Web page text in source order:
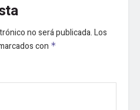
no será publicada.Los
con *